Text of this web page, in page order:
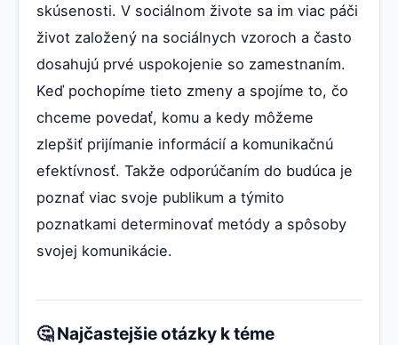
skúsenosti. V sociálnom živote sa im viac páči
život založený na sociálnych vzoroch a často
dosahujú prvé uspokojenie so zamestnaním.
Keď pochopíme tieto zmeny a spojíme to, čo
chceme povedať, komu a kedy môžeme
zlepšiť prijímanie informácií a komunikačnú
efektívnosť. Takže odporúčaním do budúca je
poznať viac svoje publikum a týmito
poznatkami determinovať metódy a spôsoby
svojej komunikácie.
🤔 Najčastejšie otázky k téme